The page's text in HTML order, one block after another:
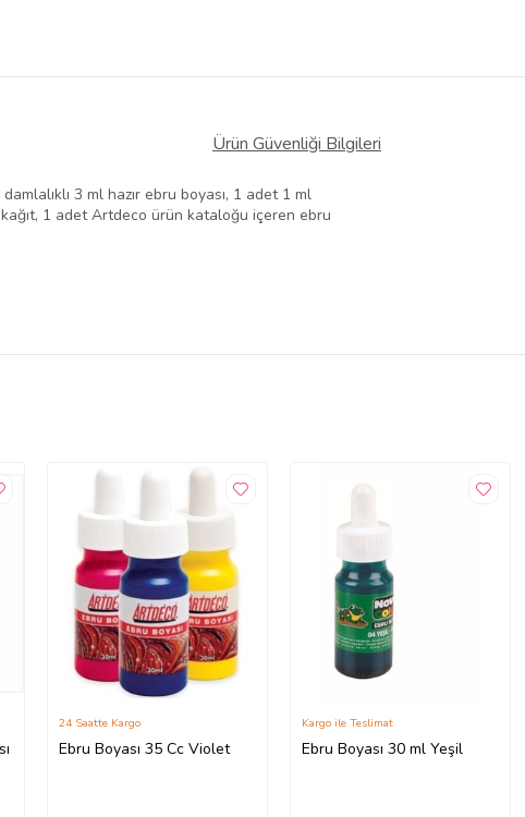
Ürün Güvenliği Bilgileri
3 ml hazır ebru boyası, 1 adet 1 ml
1 adet Artdeco ürün kataloğu içeren ebru
Ebru Boyası 35 Cc Violet
24 Saatte Kargo
Ebru Boyası 30 ml Yeşil
Kargo ile Teslimat